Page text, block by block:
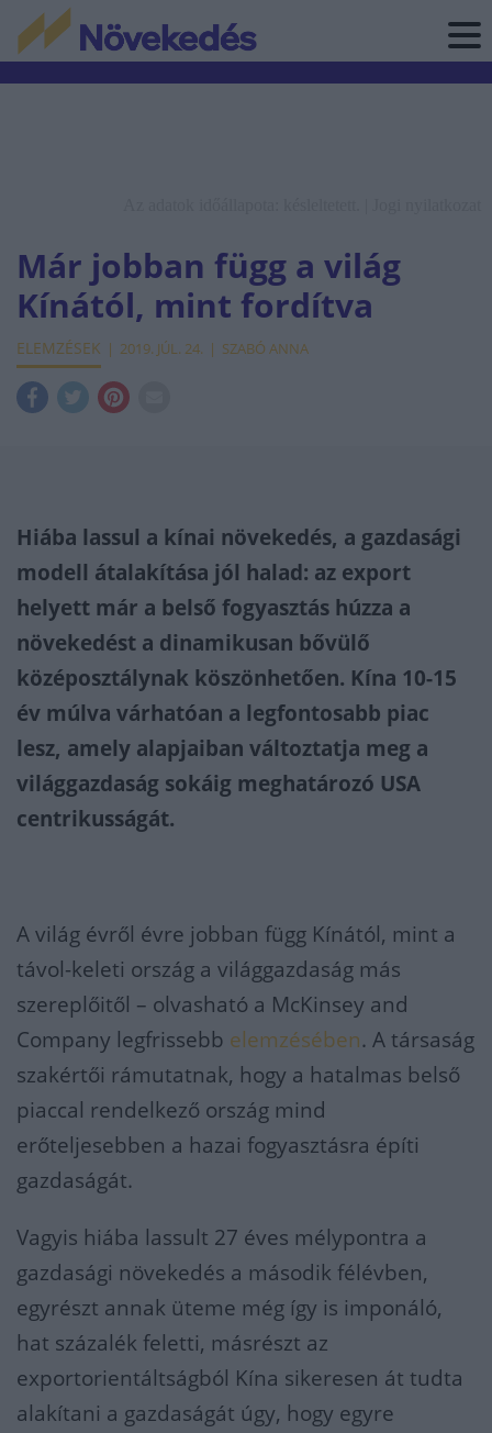
Már jobban függ a világ
Kínától, mint fordítva
ELEMZÉSEK 2019. JÚL. 24. SZABÓ ANNA
Hiába lassul a kínai növekedés, a gazdasági
modell átalakítása jól halad: az export
helyett már a belső fogyasztás húzza a
növekedést a dinamikusan bővülő
középosztálynak köszönhetően. Kína 10-15
év múlva várhatóan a legfontosabb piac
lesz, amely alapjaiban változtatja meg a
világgazdaság sokáig meghatározó USA
centrikusságát.
A világ évről évre jobban függ Kínától, mint a
távol-keleti ország a világgazdaság más
szereplőitől – olvasható a McKinsey and
Company legfrissebb elemzésében. A társaság
szakértői rámutatnak, hogy a hatalmas belső
piaccal rendelkező ország mind
erőteljesebben a hazai fogyasztásra építi
gazdaságát.
Vagyis hiába lassult 27 éves mélypontra a
gazdasági növekedés a második félévben,
egyrészt annak üteme még így is imponáló,
hat százalék feletti, másrészt az
exportorientáltságból Kína sikeresen át tudta
alakítani a gazdaságát úgy, hogy egyre